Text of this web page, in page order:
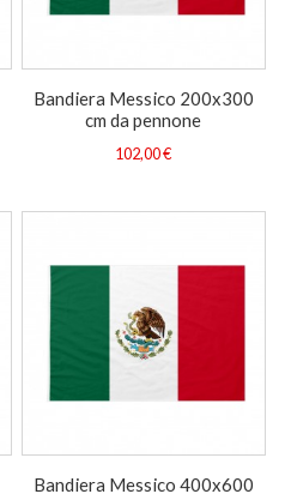
Bandiera Messico 200x300
cm da pennone
102,00 €
Bandiera Messico 400x600